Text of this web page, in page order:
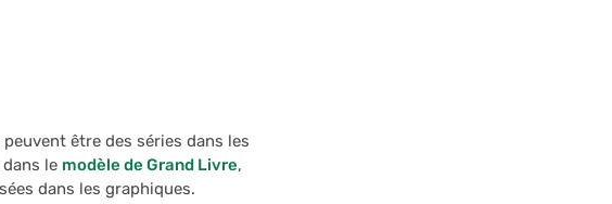
être des séries dans les
le modèle de Grand Livre,
dans les graphiques.